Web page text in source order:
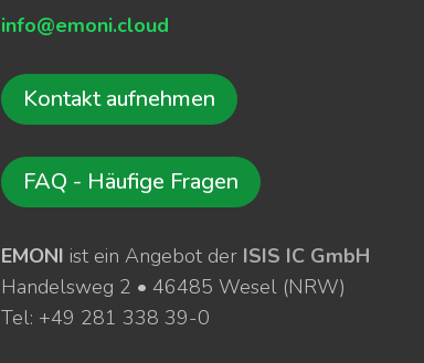
info@emoni.cloud
Kontakt aufnehmen
FAQ - Häufige Fragen
EMONI ist ein Angebot der ISIS IC GmbH
Handelsweg 2 • 46485 Wesel (NRW)
Tel: +49 281 338 39-0